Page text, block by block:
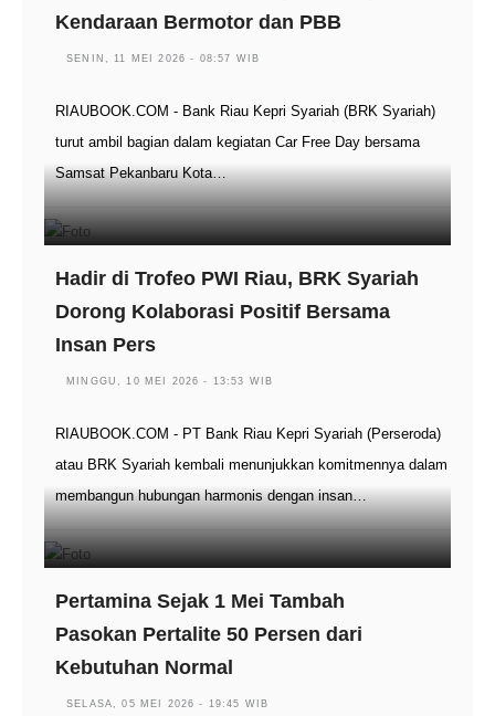
Kendaraan Bermotor dan PBB
SENIN, 11 MEI 2026 - 08:57 WIB
RIAUBOOK.COM - Bank Riau Kepri Syariah (BRK Syariah)
turut ambil bagian dalam kegiatan Car Free Day bersama
Samsat Pekanbaru Kota…
Hadir di Trofeo PWI Riau, BRK Syariah
Dorong Kolaborasi Positif Bersama
Insan Pers
MINGGU, 10 MEI 2026 - 13:53 WIB
RIAUBOOK.COM - PT Bank Riau Kepri Syariah (Perseroda)
atau BRK Syariah kembali menunjukkan komitmennya dalam
membangun hubungan harmonis dengan insan…
Pertamina Sejak 1 Mei Tambah
Pasokan Pertalite 50 Persen dari
Kebutuhan Normal
SELASA, 05 MEI 2026 - 19:45 WIB